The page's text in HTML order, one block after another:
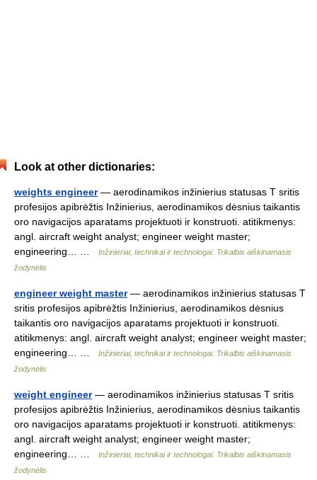
Look at other dictionaries:
weights engineer— aerodinamikos inžinierius statusas T sritis
profesijos apibrėžtis Inžinierius, aerodinamikos dėsnius taikantis
oro navigacijos aparatams projektuoti ir konstruoti. atitikmenys:
angl. aircraft weight analyst; engineer weight master;
engineering… …
Inžinieriai, technikai ir technologai. Trikalbis aiškinamasis
žodynėlis
engineer weight master— aerodinamikos inžinierius statusas T
sritis profesijos apibrėžtis Inžinierius, aerodinamikos dėsnius
taikantis oro navigacijos aparatams projektuoti ir konstruoti.
atitikmenys: angl. aircraft weight analyst; engineer weight master;
engineering… …
Inžinieriai, technikai ir technologai. Trikalbis aiškinamasis
žodynėlis
weight engineer— aerodinamikos inžinierius statusas T sritis
profesijos apibrėžtis Inžinierius, aerodinamikos dėsnius taikantis
oro navigacijos aparatams projektuoti ir konstruoti. atitikmenys:
angl. aircraft weight analyst; engineer weight master;
engineering… …
Inžinieriai, technikai ir technologai. Trikalbis aiškinamasis
žodynėlis